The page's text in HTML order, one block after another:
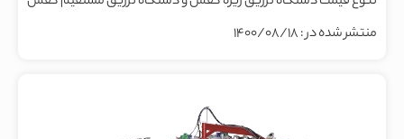
ساخت ماشین سازی پی یو صنعت نظری
منتشر شده در : 1400/08/18